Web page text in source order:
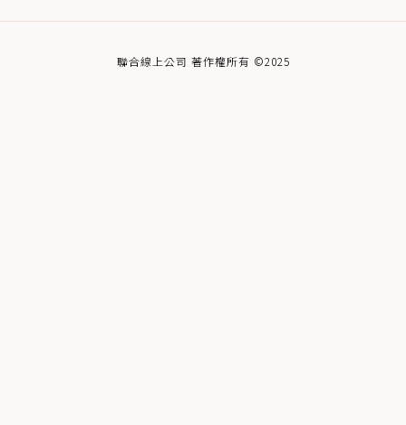
聯合線上公司 著作權所有 ©2025